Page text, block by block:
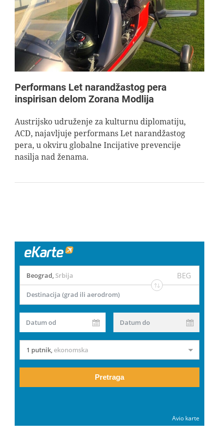
AVIOPEDIA
SPECIJAL
FOTO PRIČA
TEMA
AGENT
Search
Performans Let narandžastog pera
inspirisan delom Zorana Modlija
Austrijsko udruženje za kulturnu diplomatiju,
ACD, najavljuje performans Let narandžastog
pera, u okviru globalne Incijative prevencije
nasilja nad ženama.
Beograd, Srbija BEG
Destinacija (grad ili aerodrom)
Datum od Datum do
1 putnik,ekonomska
Pretraga
Avio karte